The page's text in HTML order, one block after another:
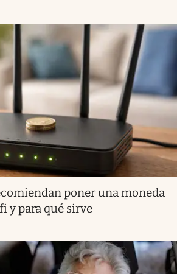
poner una moneda
y para qué sirve